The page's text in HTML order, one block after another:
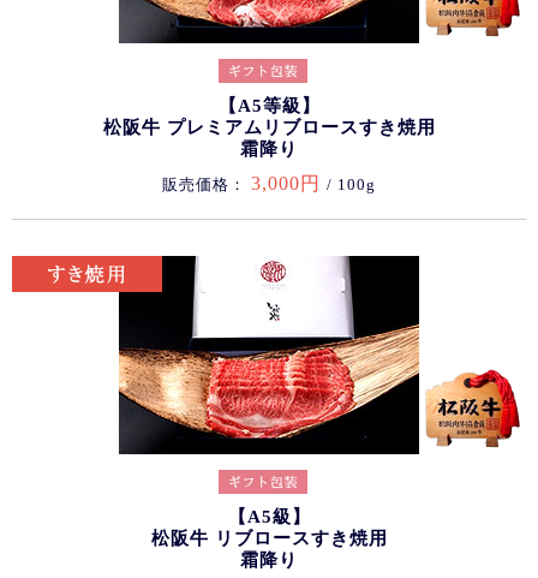
【A5等級】
松阪牛 プレミアムリブロースすき焼用
霜降り
販売価格： 3,000円 / 100g
【A5級】
松阪牛 リブロースすき焼用
霜降り